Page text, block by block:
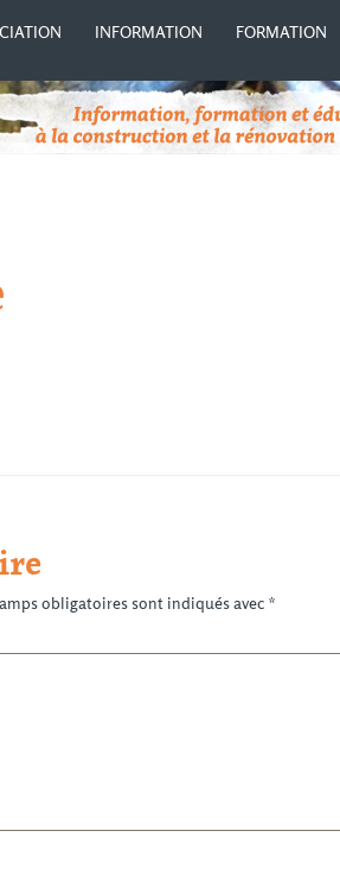
INFORMATION FORMATION
obligatoires sont indiqués avec *